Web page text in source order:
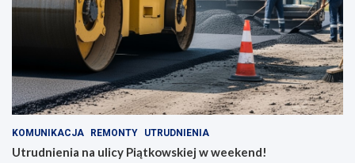
KOMUNIKACJA REMONTY UTRUDNIENIA
Utrudnienia na ulicy Piątkowskiej w weekend!